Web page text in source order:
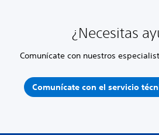
¿Necesitas
Comunícate con nuestros
Comunícate con el servicio